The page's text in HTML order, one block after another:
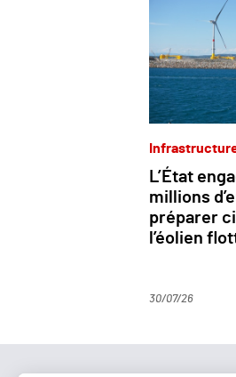
L’État
millions
préparer
l’éolien
30/07/26